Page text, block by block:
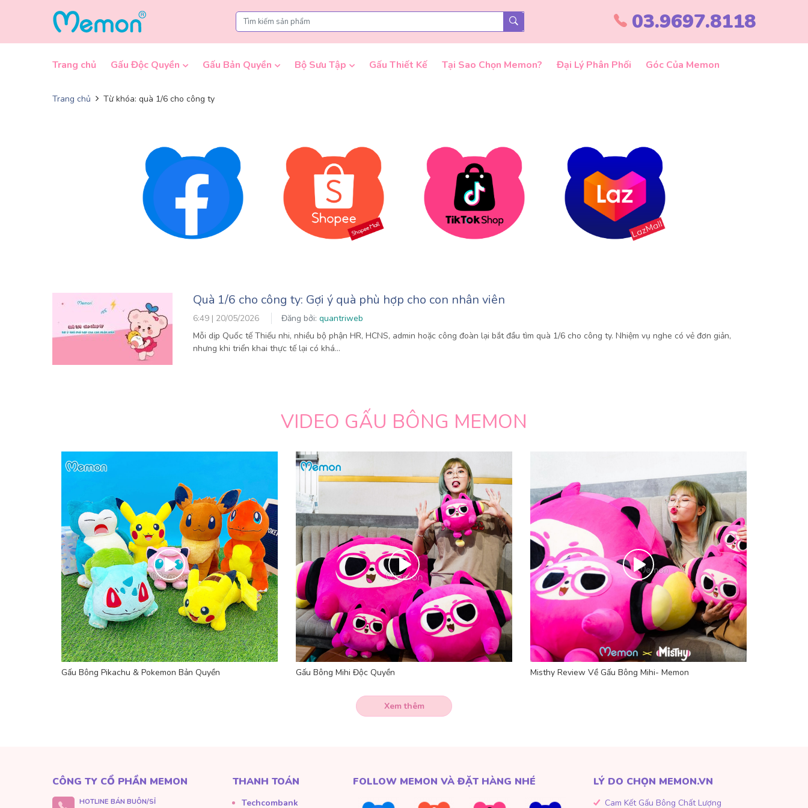
03.9697.8118
Trang chủ Gấu Độc Quyền Gấu Bản Quyền Bộ Sưu Tập Gấu Thiết Kế Tại Sao Chọn Memon? Đại Lý Phân Phối Góc Của Memon
Trang chủ Từ khóa: quà 1/6 cho công ty
Quà 1/6 cho công ty: Gợi ý quà phù hợp cho con nhân viên
6:49 | 20/05/2026 Đăng bởi: quantriweb
Mỗi dịp Quốc tế Thiếu nhi, nhiều bộ phận HR, HCNS, admin hoặc công đoàn lại bắt đầu tìm quà 1/6 cho công ty. Nhiệm vụ nghe có vẻ đơn giản,
nhưng khi triển khai thực tế lại có khá…
VIDEO GẤU BÔNG MEMON
Gấu Bông Pikachu & Pokemon Bản Quyền Gấu Bông Mihi Độc Quyền Misthy Review Về Gấu Bông Mihi- Memon
Xem thêm
CÔNG TY CỔ PHẦN MEMON
HOTLINE BÁN BUÔN/SỈ
THANH TOÁN
Techcombank
FOLLOW MEMON VÀ ĐẶT HÀNG NHÉ LÝ DO CHỌN MEMON.VN
Cam Kết Gấu Bông Chất Lượng